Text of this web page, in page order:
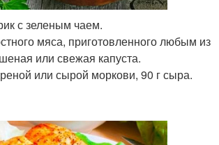
с зеленым чаем.
мяса, приготовленного любым из
или свежая капуста.
или сырой моркови, 90 г сыра.